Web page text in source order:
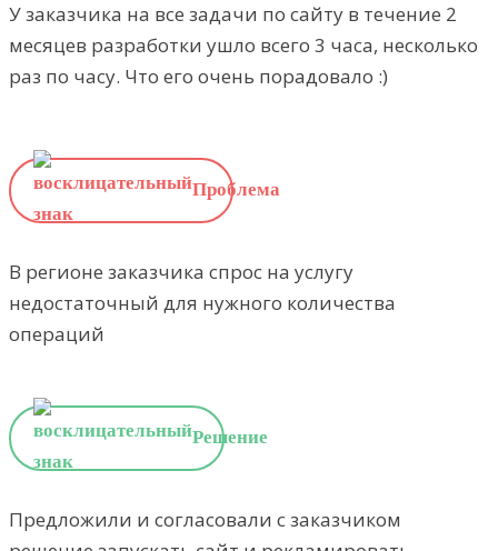
У заказчика на все задачи по сайту в течение 2
месяцев разработки ушло всего 3 часа, несколько
раз по часу. Что его очень порадовало :)
Проблема
В регионе заказчика спрос на услугу
недостаточный для нужного количества
операций
Решение
Предложили и согласовали с заказчиком